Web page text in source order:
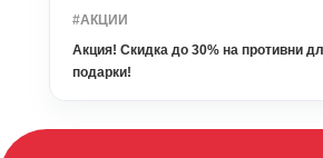
#АКЦИИ
Акция! Скидка до 30% на противни
подарки!